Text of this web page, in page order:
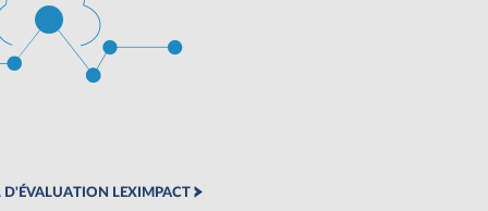
D'ÉVALUATION LEXIMPACT